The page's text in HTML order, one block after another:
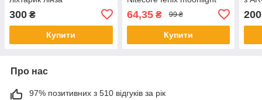
300 ₴
Купити
64,35₴ 99 ₴
Купити
200
Про нас
97% позитивних з 510 відгуків за рік